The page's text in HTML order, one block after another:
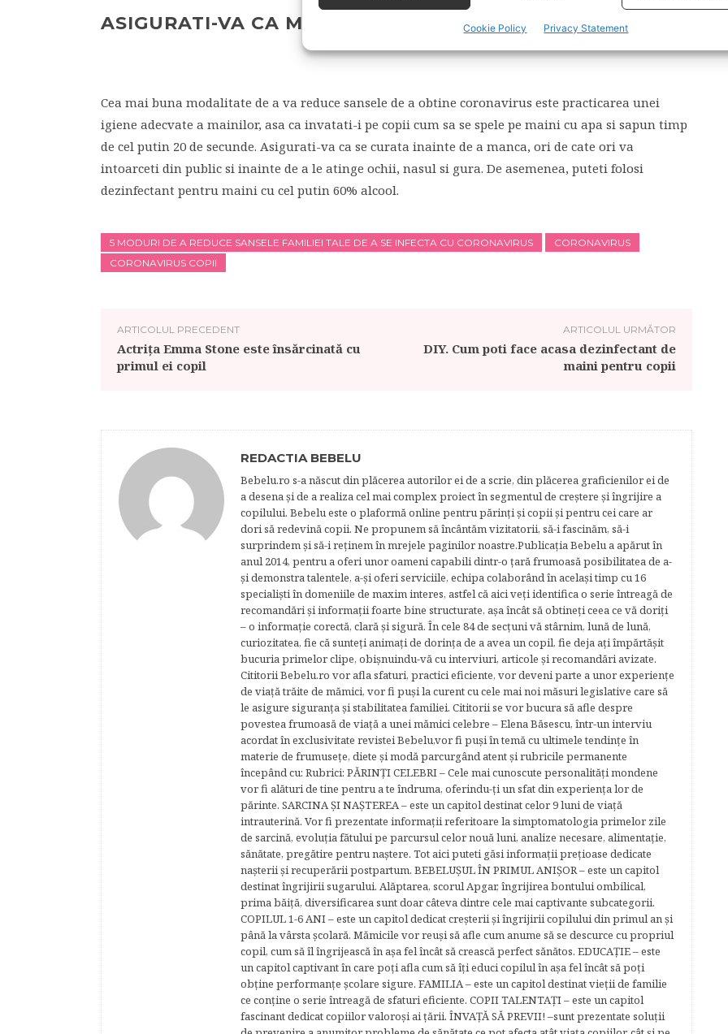
Cookie Policy Privacy Statement
ASIGURATI-VA CA MICUTII SE SPALA PE MAINI
Cea mai buna modalitate de a va reduce sansele de a obtine coronavirus este practicarea unei
igiene adecvate a mainilor, asa ca invatati-i pe copii cum sa se spele pe maini cu apa si sapun timp
de cel putin 20 de secunde. Asigurati-va ca se curata inainte de a manca, ori de cate ori va
intoarceti din public si inainte de a le atinge ochii, nasul si gura. De asemenea, puteti folosi
dezinfectant pentru maini cu cel putin 60% alcool.
5 MODURI DE A REDUCE SANSELE FAMILIEI TALE DE A SE INFECTA CU CORONAVIRUS
CORONAVIRUS
CORONAVIRUS COPII
ARTICOLUL PRECEDENT
Actrița Emma Stone este însărcinată cu
primul ei copil
ARTICOLUL URMĂTOR
DIY. Cum poti face acasa dezinfectant de
maini pentru copii
REDACTIA BEBELU
Bebelu.ro s-a născut din plăcerea autorilor ei de a scrie, din plăcerea graficienilor ei de
a desena şi de a realiza cel mai complex proiect în segmentul de creştere şi îngrijire a
copilului. Bebelu este o plaformă online pentru părinţi şi copii şi pentru cei care ar
dori să redevină copii. Ne propunem să încântăm vizitatorii, să-i fascinăm, să-i
surprindem şi să-i reţinem în mrejele paginilor noastre.​ Publicația Bebelu a apărut în
anul 2014, pentru a oferi unor oameni capabili dintr-o ţară frumoasă posibilitatea de a-
şi demonstra talentele, a-şi oferi serviciile, echipa colaborând în acelaşi timp cu 16
specialişti în domeniile de maxim interes, astfel că aici veţi identifica o serie întreagă de
recomandări şi informaţii foarte bine structurate, aşa încât să obtineţi ceea ce vă doriţi
– o informaţie corectă, clară şi sigură. În cele 84 de secțuni vă stârnim, lună de lună,
curiozitatea, fie că sunteţi animaţi de dorinţa de a avea un copil, fie deja aţi împărtăşit
bucuria primelor clipe, obişnuindu-vă cu interviuri, articole şi recomandări avizate.
Cititorii Bebelu.ro vor afla sfaturi, practici eficiente, vor deveni parte a unor experienţe
de viaţă trăite de mămici, vor fi puşi la curent cu cele mai noi măsuri legislative care să
le asigure siguranţa şi stabilitatea familiei. Cititorii se vor bucura să afle despre
povestea frumoasă de viață a unei mămici celebre – Elena Băsescu, într-un interviu
acordat în exclusivitate revistei Bebelu,vor fi puşi în temă cu ultimele tendinţe în
materie de frumuseţe, diete şi modă parcurgând atent şi rubricile permanente
începând cu: Rubrici: PĂRINŢI CELEBRI – Cele mai cunoscute personalităţi mondene
vor fi alături de tine pentru a te îndruma, oferindu-ţi un sfat din experienţa lor de
părinte. SARCINA ŞI NAŞTEREA – este un capitol destinat celor 9 luni de viaţă
intrauterină. Vor fi prezentate informaţii referitoare la simptomatologia primelor zile
de sarcină, evoluţia fătului pe parcursul celor nouă luni, analize necesare, alimentaţie,
sănătate, pregătire pentru naştere. Tot aici puteti găsi informaţii preţioase dedicate
naşterii şi recuperării postpartum. BEBELUŞUL ÎN PRIMUL ANIŞOR – este un capitol
destinat îngrijirii sugarului. Alăptarea, scorul Apgar, îngrijirea bontului ombilical,
prima băiţă, diversificarea sunt doar câteva dintre cele mai captivante subcategorii.
COPILUL 1-6 ANI – este un capitol dedicat creşterii şi îngrijirii copilului din primul an şi
până la vârsta şcolară. Mămicile vor reuşi să afle cum anume să se descurce cu propriul
copil, cum să îl îngrijească în aşa fel încât să crească perfect sănătos. EDUCAŢIE – este
un capitol captivant în care poţi afla cum să îţi educi copilul în aşa fel încât să poţi
obţine performanţe şcolare sigure. FAMILIA – este un capitol destinat vieţii de familie
ce conţine o serie întreagă de sfaturi eficiente. COPII TALENTAŢI – este un capitol
fascinant dedicat copiilor valoroși ai țării. ÎNVAŢĂ SĂ PREVII! –sunt prezentate soluţii